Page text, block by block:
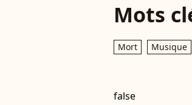
Mots
Mort Musique
false